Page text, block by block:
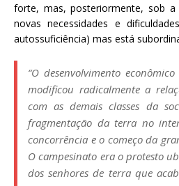
forte, mas, posteriormente, sob a
novas necessidades e
autossuficiência) mas está
“O desenvolvimento
modificou radicalmente a
com as demais classes da
fragmentação da terra no
concorrência e o começo da
O campesinato era o protesto
dos senhores de terra que